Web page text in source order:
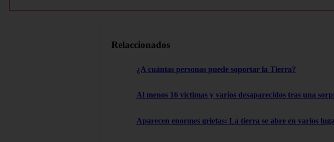
Relaccionados
¿A cuántas personas puede soportar la Tierra?
Al menos 16 victimas y varios desaparecidos tras una
Aparecen enormes grietas: La tierra se abre en varios